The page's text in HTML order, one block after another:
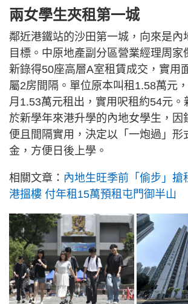
兩女學生夾租第一城
鄰近港鐵站的沙田第一城，向來是內
目標。中原地產副分區營業經理周家
新錄得50座高層A室租賃成交，實用
屬2房間隔。單位原本叫租1.58萬元
月1.53萬元租出，實用呎租約54元。
於新學年來港升學的內地女學生，因
便且間隔實用，決定以「一炮過」形
金，方便日後上學。
相關文章： 內地生旺季前「偷步」搶
港搵樓 付年租15萬預租屯門御半山